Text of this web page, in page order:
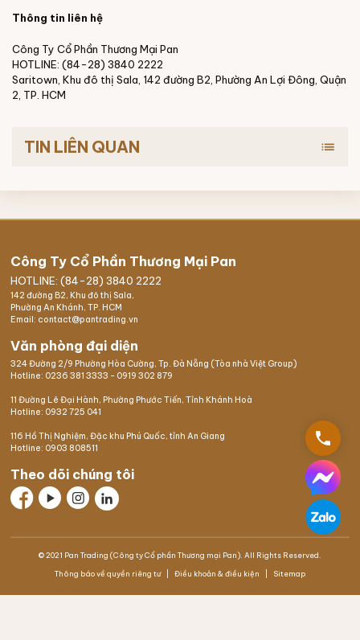
Thông tin liên hệ
Công Ty Cổ Phần Thương Mại Pan
HOTLINE: (84-28) 3840 2222
Saritown, Khu đô thị Sala, 142 đường B2, Phường An Lợi Đông, Quận
2, TP. HCM
TIN LIÊN QUAN list
Công Ty Cổ Phần Thương Mại Pan
HOTLINE: (84-28) 3840 2222
142 đường B2, Khu đô thị Sala,
Phường An Khánh, TP. HCM
Email: contact@pantrading.vn
Văn phòng đại diện
324 Đường 2/9 Phường Hòa Cường, Tp. Đà Nẵng (Tòa nhà Việt Group)
Hotline: 0236 381 3333 - 0919 302 879
11 Đường Lê Đại Hành, Phường Phước Tiến, Tỉnh Khánh Hoà
Hotline: 0932 725 041
116 Hồ Thị Nghiệm, Đặc khu Phú Quốc, tỉnh An Giang
Hotline: 0903 808511
Theo dõi chúng tôi
© 2021 Pan Trading (Công ty Cổ phần Thương mại Pan). All Rights Reserved.
Thông báo về quyền riêng tư Điều khoản & điều kiện Sitemap
phone